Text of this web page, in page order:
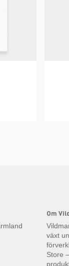
Om
växt
Store